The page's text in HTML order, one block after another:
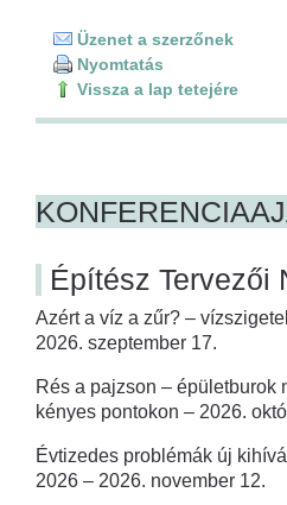
Üzenet a szerzőnek
Nyomtatás
Vissza a lap tetejére
Építész Tervezői
Azért a víz a zűr? –
2026. szeptember 17.
Rés a pajzson – épületburok
kényes pontokon – 2026.
Évtizedes problémák új
2026 – 2026. november 12.